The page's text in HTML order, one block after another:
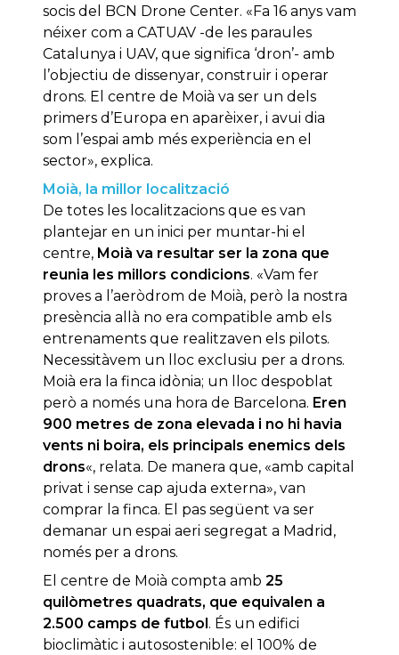
socis del BCN Drone Center. «Fa 16 anys vam
néixer com a CATUAV -de les paraules
Catalunya i UAV, que significa ‘dron’- amb
l’objectiu de dissenyar, construir i operar
drons. El centre de Moià va ser un dels
primers d’Europa en aparèixer, i avui dia
som l’espai amb més experiència en el
sector», explica.
Moià, la millor localització
De totes les localitzacions que es van
plantejar en un inici per muntar-hi el
centre, Moià va resultar ser la zona que
reunia les millors condicions. «Vam fer
proves a l’aeròdrom de Moià, però la nostra
presència allà no era compatible amb els
entrenaments que realitzaven els pilots.
Necessitàvem un lloc exclusiu per a drons.
Moià era la finca idònia; un lloc despoblat
però a només una hora de Barcelona. Eren
900 metres de zona elevada i no hi havia
vents ni boira, els principals enemics dels
drons«, relata. De manera que, «amb capital
privat i sense cap ajuda externa», van
comprar la finca. El pas següent va ser
demanar un espai aeri segregat a Madrid,
només per a drons.
El centre de Moià compta amb 25
quilòmetres quadrats, que equivalen a
2.500 camps de futbol. És un edifici
bioclimàtic i autosostenible: el 100% de